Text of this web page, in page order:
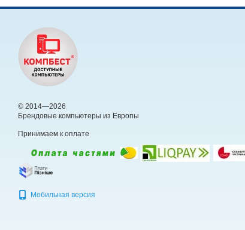
© 2014—2026
Брендовые компьютеры из Европы
Принимаем к оплате
Мобильная версия